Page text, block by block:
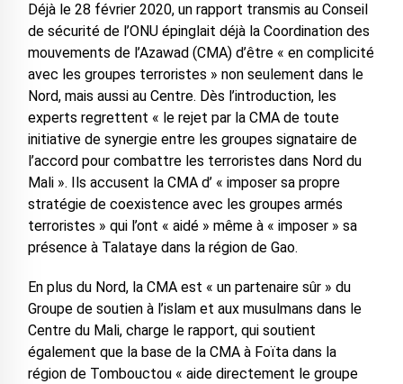
Déjà le 28 février 2020, un rapport transmis au Conseil
de sécurité de l’ONU épinglait déjà la Coordination des
mouvements de l’Azawad (CMA) d’être « en complicité
avec les groupes terroristes » non seulement dans le
Nord, mais aussi au Centre. Dès l’introduction, les
experts regrettent « le rejet par la CMA de toute
initiative de synergie entre les groupes signataire de
l’accord pour combattre les terroristes dans Nord du
Mali ». Ils accusent la CMA d’ « imposer sa propre
stratégie de coexistence avec les groupes armés
terroristes » qui l’ont « aidé » même à « imposer » sa
présence à Talataye dans la région de Gao.
En plus du Nord, la CMA est « un partenaire sûr » du
Groupe de soutien à l’islam et aux musulmans dans le
Centre du Mali, charge le rapport, qui soutient
également que la base de la CMA à Foïta dans la
région de Tombouctou « aide directement le groupe